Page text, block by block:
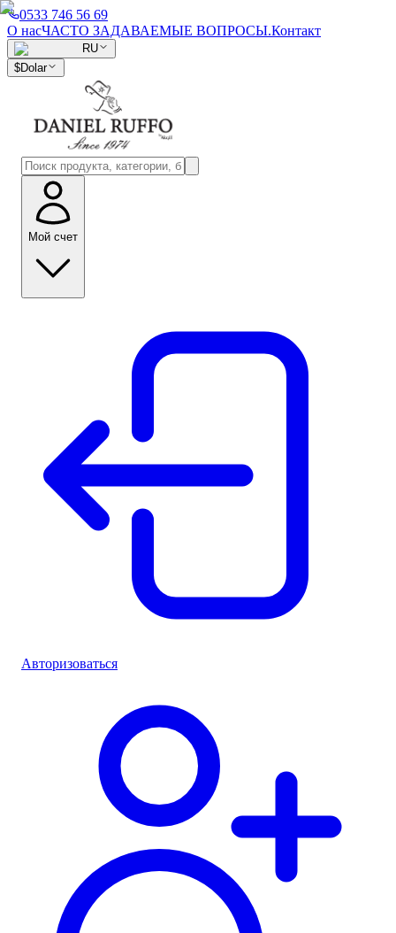
0533 746 56 69
О насЧАСТО ЗАДАВАЕМЫЕ ВОПРОСЫ.Контакт
RU
$Dolar
Мой счет
Авторизоваться